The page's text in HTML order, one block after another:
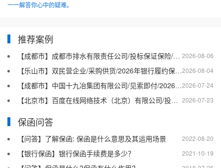
一一解答你心中的疑难。
推荐案例
2026-08-06
【成都市】成都市排水有限责任公司/投标保证保险/2026银行投标保函十三
2026-08-04
【乐山市】双民营企业/采购供货/2026年银行履约保函四十二
2026-07-24
【成都市】中国十九冶集团有限公司/见索即付/2026年银行履约保函四十一
2026-07-23
【北京市】百度在线网络技术（北京）有限公司/投标保函/2026银行投标保函十二
保函问答
2022-08-20
【问答】了解保函: 保函是什么意思及其运用场景
2021-10-19
【银行保函】银行保函手续费是多少？